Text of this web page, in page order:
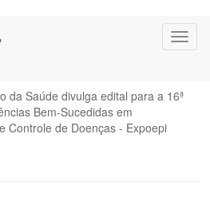
da Saúde divulga edital para a 16ª
Bem-Sucedidas em
Controle de Doenças - Expoepi